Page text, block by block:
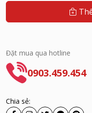
Đặt mua qua hotline
0903.459.454
Chia sẻ: